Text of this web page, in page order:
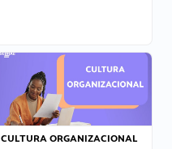
CULTURA ORGANIZACIONAL